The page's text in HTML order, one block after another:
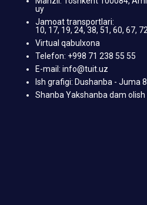
uy
Jamoat transportlari:
10, 17, 19, 24, 38, 51, 60, 67,
Virtual qabulxona
Telefon: +998 71 238 55 55
E-mail: info@tuit.uz
Ish grafigi: Dushanba - Juma
Shanba Yakshanba dam olish